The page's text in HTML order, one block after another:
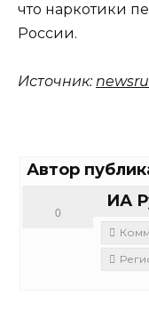
что наркотики
России.
Источник:
Автор
ИА
0